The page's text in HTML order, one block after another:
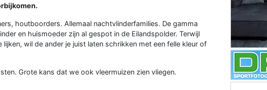
houtboorders. Allemaal nachtvlinderfamilies. De gamma
en huismoeder zijn al gespot in de Eilandspolder. Terwijl
wil de ander je juist laten schrikken met een felle kleur of
Grote kans dat we ook vleermuizen zien vliegen.